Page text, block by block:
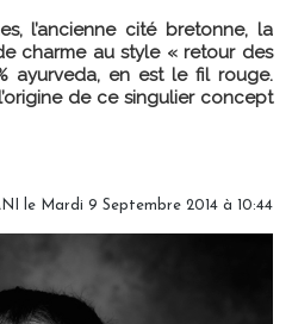
l’ancienne cité bretonne, la
charme au style « retour des
ayurveda, en est le fil rouge.
de ce singulier concept
le Mardi 9 Septembre 2014 à 10:44